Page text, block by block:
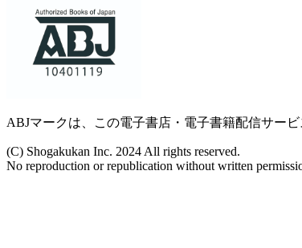
ABJマークは、この電子書店・電子書籍配信サー
(C) Shogakukan Inc. 2024 All rights reserved.
No reproduction or republication without written